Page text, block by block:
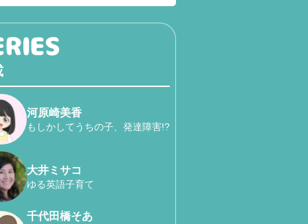
河原崎美香
もしかしてうちの子、発達障害!?
大井ミサコ
ゆる英語子育て
千代田橋そあ